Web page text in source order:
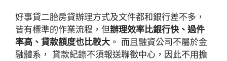
好事貸二胎房貸辦理方式及文件都和銀行差不多，
皆有標準的作業流程，但辦理效率比銀行快、過件
率高、貸款額度也比較大 。 而且融資公司不屬於金
融體系， 貸款紀錄不須報送聯徵中心，因此不用擔